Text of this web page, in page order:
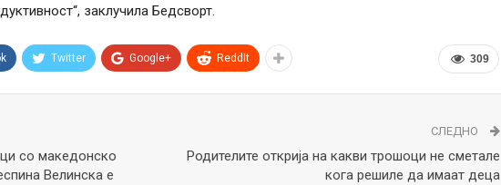
заклучила Бедсворт.
309
Twitter Google+ ReddIt
со македонско
Велинска е
СЛЕДНО
Родителите открија на какви трошоци не сметале
кога решиле да имаат деца